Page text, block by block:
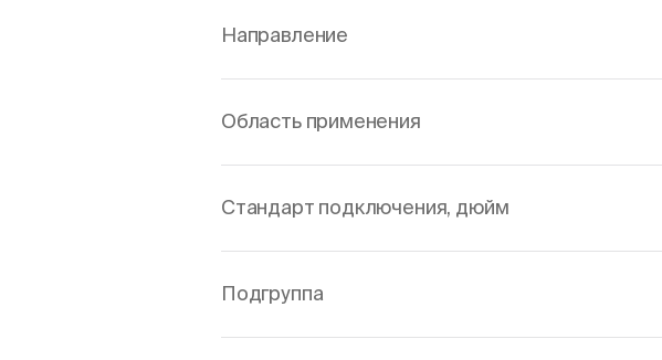
Направление
Область применения
Стандарт подключения, дюйм
Подгруппа